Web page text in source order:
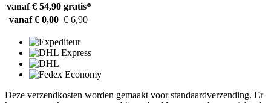
vanaf € 54,90 gratis*
vanaf € 0,00 € 6,90
Deze verzendkosten worden gemaakt voor standaardverzending. Er